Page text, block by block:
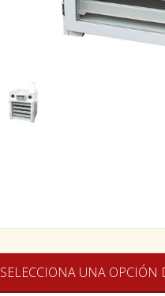
SELECCIONA UNA OPCIÓN